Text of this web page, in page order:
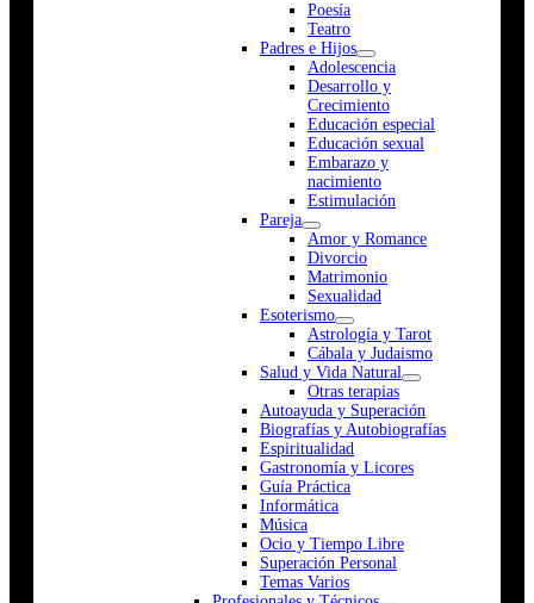
Poesía
Teatro
Padres e Hijos
Adolescencia
Desarrollo y
Crecimiento
Educación especial
Educación sexual
Embarazo y
nacimiento
Estimulación
Pareja
Amor y Romance
Divorcio
Matrimonio
Sexualidad
Esoterismo
Astrología y Tarot
Cábala y Judaismo
Salud y Vida Natural
Otras terapias
Autoayuda y Superación
Biografías y Autobiografías
Espiritualidad
Gastronomía y Licores
Guía Práctica
Informática
Música
Ocio y Tiempo Libre
Superación Personal
Temas Varios